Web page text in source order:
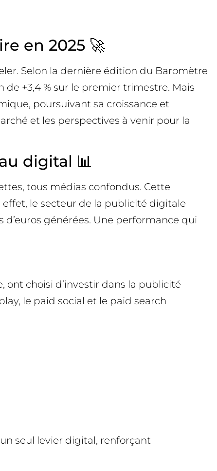
en 2025 🚀
Selon la dernière édition du Baromètre
+3,4 % sur le premier trimestre. Mais
poursuivant sa croissance et
et les perspectives à venir pour la
digital 📊
tous médias confondus. Cette
le secteur de la publicité digitale
générées. Une performance qui
ont choisi d’investir dans la publicité
le paid social et le paid search
seul levier digital, renforçant